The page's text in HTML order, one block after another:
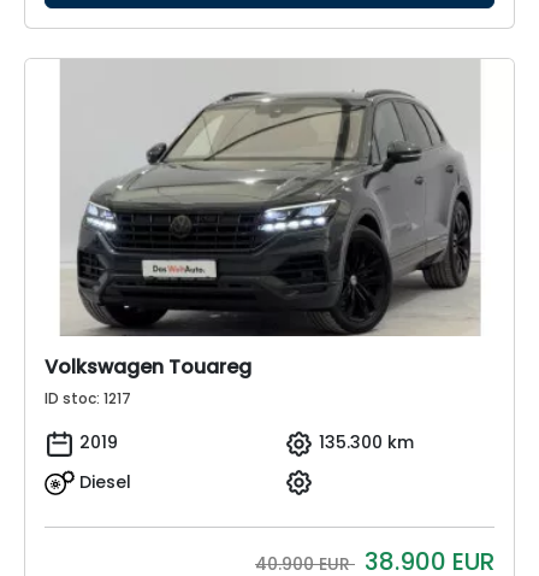
Volkswagen Touareg
ID stoc: 1217
2019
135.300 km
Diesel
40.900 EUR 38.900 EUR